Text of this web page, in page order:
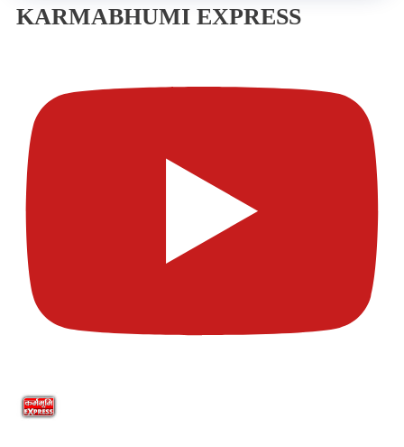
KARMABHUMI EXPRESS